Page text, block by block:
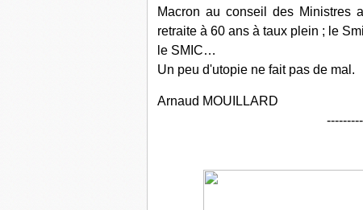
Macron au conseil des Ministres
retraite à 60 ans à taux plein ; le
le SMIC…
Un peu d'utopie ne fait pas de mal.
Arnaud MOUILLARD